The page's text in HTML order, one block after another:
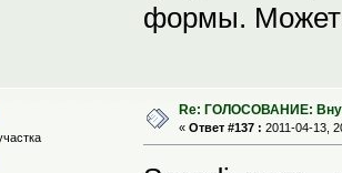
формы. Может
Re: ГОЛОСОВАНИЕ:
« Ответ #137 : 2011-04-13,